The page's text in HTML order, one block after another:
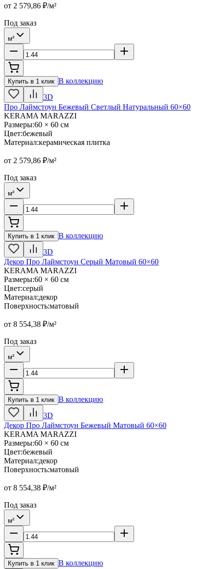
от 2 579,86 ₽/м²
Под заказ
м²
Купить в 1 клик В коллекцию
3D
Про Лаймстоун Бежевый Светлый Натуральный 60×60
KERAMA MARAZZI
Размеры:60 × 60 см
Цвет:бежевый
Материал:керамическая плитка
от 2 579,86 ₽/м²
Под заказ
м²
Купить в 1 клик В коллекцию
3D
Декор Про Лаймстоун Серый Матовый 60×60
KERAMA MARAZZI
Размеры:60 × 60 см
Цвет:серый
Материал:декор
Поверхность:матовый
от 8 554,38 ₽/м²
Под заказ
м²
Купить в 1 клик В коллекцию
3D
Декор Про Лаймстоун Бежевый Матовый 60×60
KERAMA MARAZZI
Размеры:60 × 60 см
Цвет:бежевый
Материал:декор
Поверхность:матовый
от 8 554,38 ₽/м²
Под заказ
м²
Купить в 1 клик В коллекцию